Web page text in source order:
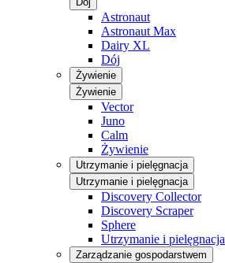
Astronaut
Astronaut Max
Dairy XL
Dój
Żywienie
Żywienie
Vector
Juno
Calm
Żywienie
Utrzymanie i pielęgnacja
Utrzymanie i pielęgnacja
Discovery Collector
Discovery Scraper
Sphere
Utrzymanie i pielęgnacja
Zarządzanie gospodarstwem